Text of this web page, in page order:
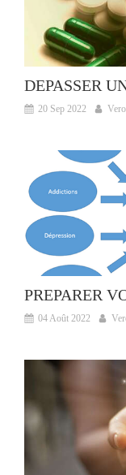
DEPASSER
20 Sep 2022
PREPARER
04 Août 2022